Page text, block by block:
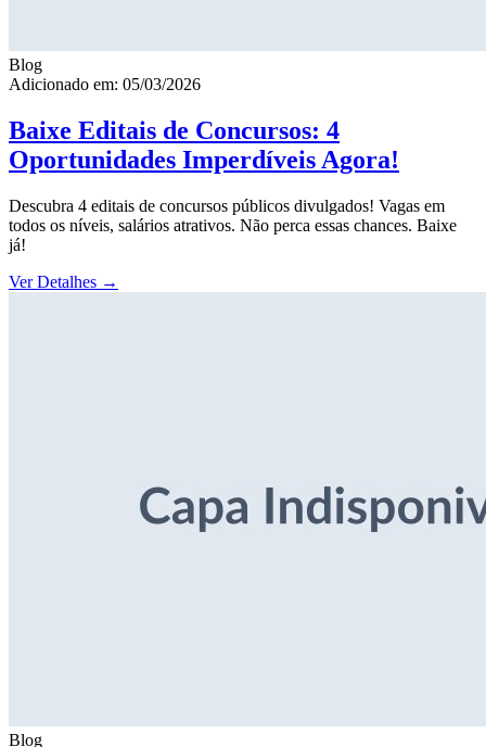
Blog
Adicionado em: 05/03/2026
Baixe Editais de Concursos: 4
Oportunidades Imperdíveis Agora!
Descubra 4 editais de concursos públicos divulgados! Vagas em
todos os níveis, salários atrativos. Não perca essas chances. Baixe
já!
Ver Detalhes →
Blog